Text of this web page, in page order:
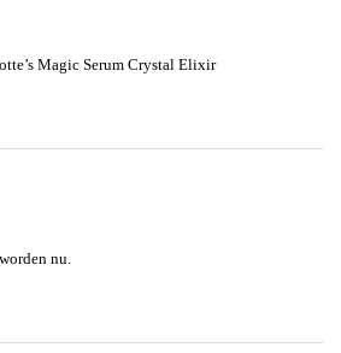
Magic Serum Crystal Elixir
nu.